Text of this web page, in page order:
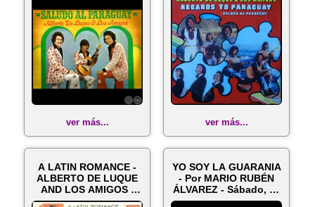
ver más... ver más...
A LATIN ROMANCE -
ALBERTO DE LUQUE
AND LOS AMIGOS -
Año 1963
YO SOY LA GUARANIA
- Por MARIO RUBÉN
ÁLVAREZ - Sábado, 31
de Agos...